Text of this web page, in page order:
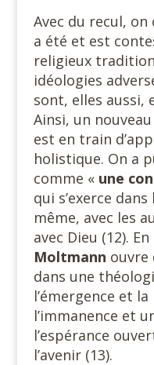
Avec du recul,
a été et est
religieux
idéologies
sont, elles aussi,
Ainsi, un
est en train
holistique. On a
comme « une
qui s’exerce
même, avec les
avec Dieu (12).
Moltmann ouvre
dans une
l’émergence et
l’immanence et
l’espérance
l’avenir (13).